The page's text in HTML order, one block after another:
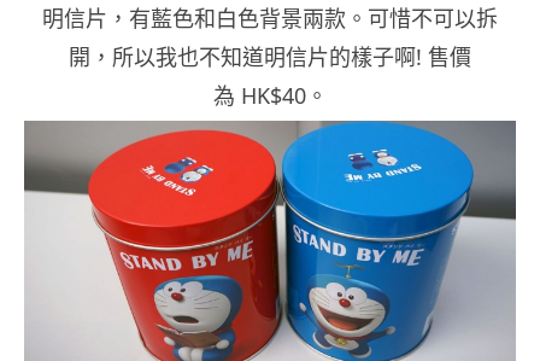
明信片，有藍色和白色背景兩款。可惜不可以拆
開，所以我也不知道明信片的樣子啊! 售價
為 HK$40。